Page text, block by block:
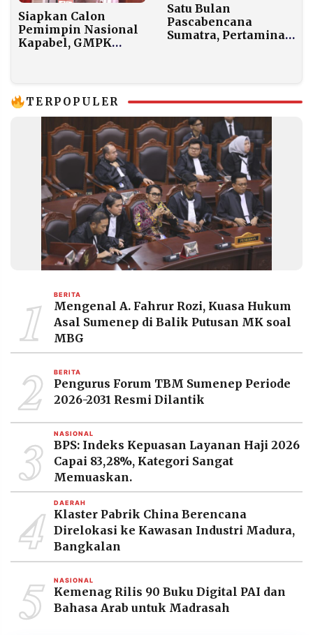
Siapkan Calon
Pemimpin Nasional
Kapabel, GMPK
Papua
Satu Bulan
Pascabencana
Sumatra, Pertamina
TERPOPULER
1 BERITA
Mengenal A. Fahrur Rozi, Kuasa Hukum
Asal Sumenep di Balik Putusan MK soal
MBG
2 BERITA
Pengurus Forum TBM Sumenep Periode
2026-2031 Resmi Dilantik
3 NASIONAL
BPS: Indeks Kepuasan Layanan Haji 2026
Capai 83,28%, Kategori Sangat
Memuaskan.
4 DAERAH
Klaster Pabrik China Berencana
Direlokasi ke Kawasan Industri Madura,
Bangkalan
5 NASIONAL
Kemenag Rilis 90 Buku Digital PAI dan
Bahasa Arab untuk Madrasah